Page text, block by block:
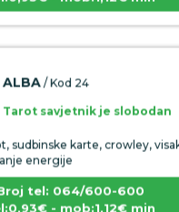
ALBA / Kod 24
Tarot savjetnik je slobodan
sudbinske karte, crowley, visak,
energije
tel: 064/600-600
- mob:1,12€ min